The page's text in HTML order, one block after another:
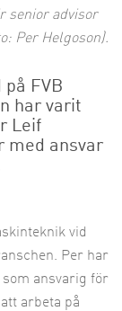
senior advisor
Per Helgoson).
FVB
har varit
Leif
med ansvar
vid
Per har
som ansvarig för
arbeta på